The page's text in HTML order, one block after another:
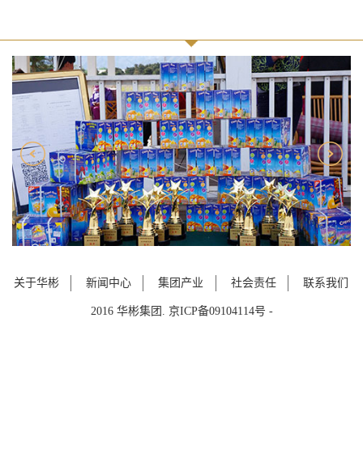
关于华彬 新闻中心 集团产业 社会责任 联系我们
2016 华彬集团. 京ICP备09104114号 -